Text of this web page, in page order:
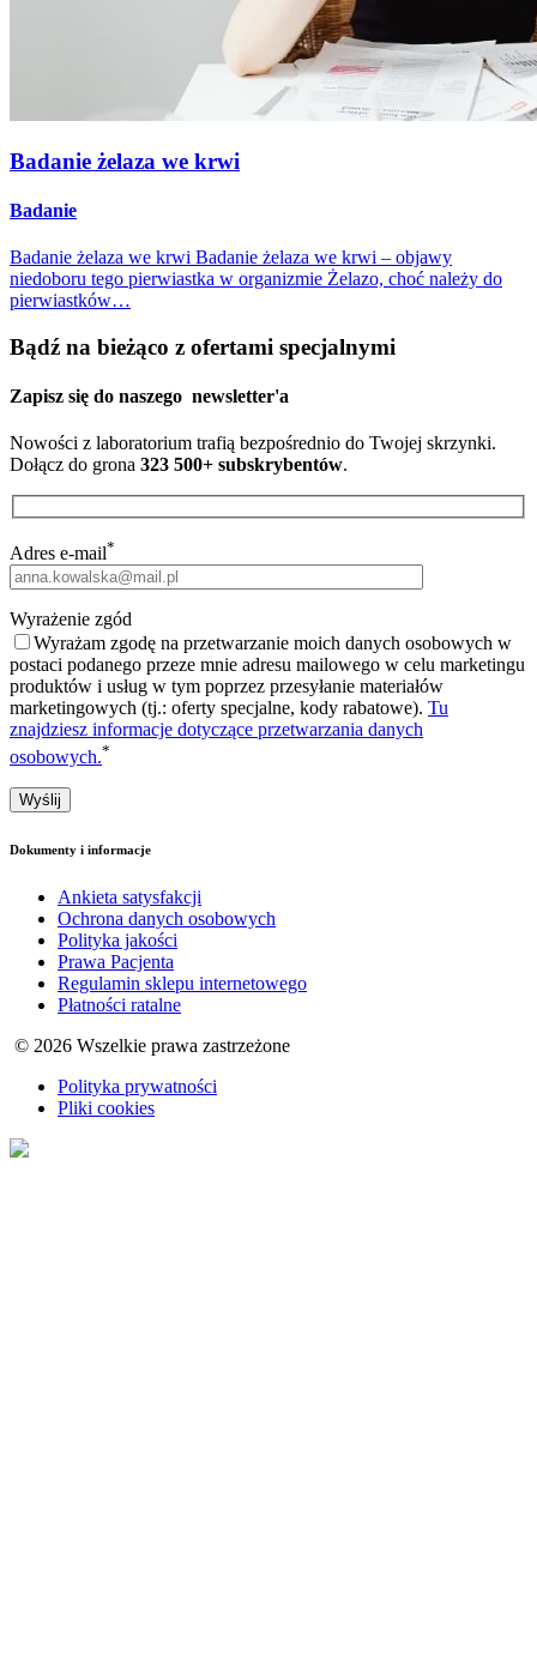
Badanie żelaza we krwi
Badanie
Badanie żelaza we krwi Badanie żelaza we krwi – objawy
niedoboru tego pierwiastka w organizmie Żelazo, choć należy do
pierwiastków…
Bądź na bieżąco z ofertami specjalnymi
Zapisz się do naszego newsletter'a
Nowości z laboratorium trafią bezpośrednio do Twojej skrzynki.
Dołącz do grona 323 500+ subskrybentów.
Adres e-mail*
Wyrażenie zgód
Wyrażam zgodę na przetwarzanie moich danych osobowych w
postaci podanego przeze mnie adresu mailowego w celu marketingu
produktów i usług w tym poprzez przesyłanie materiałów
marketingowych (tj.: oferty specjalne, kody rabatowe). Tu
znajdziesz informacje dotyczące przetwarzania danych
osobowych.*
Dokumenty i informacje
Ankieta satysfakcji
Ochrona danych osobowych
Polityka jakości
Prawa Pacjenta
Regulamin sklepu internetowego
Płatności ratalne
© 2026 Wszelkie prawa zastrzeżone
Polityka prywatności
Pliki cookies